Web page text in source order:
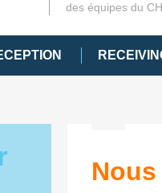
des équipes du